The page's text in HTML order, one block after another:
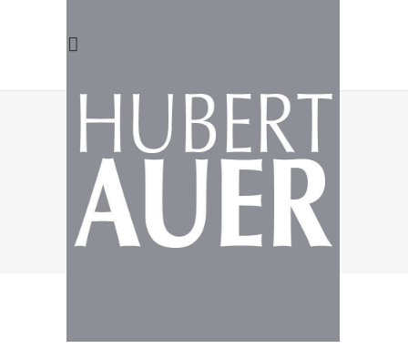
DESIGN